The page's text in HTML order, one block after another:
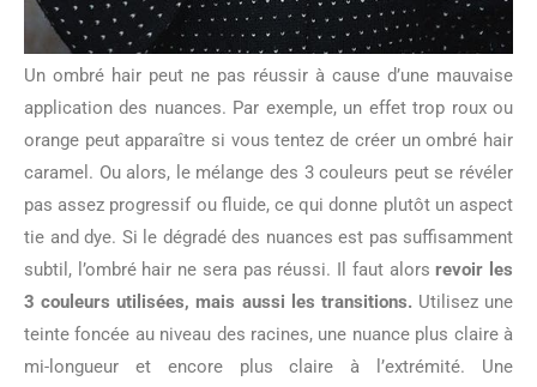
Un ombré hair peut ne pas réussir à cause d’une mauvaise
application des nuances. Par exemple, un effet trop roux ou
orange peut apparaître si vous tentez de créer un ombré hair
caramel. Ou alors, le mélange des 3 couleurs peut se révéler
pas assez progressif ou fluide, ce qui donne plutôt un aspect
tie and dye. Si le dégradé des nuances est pas suffisamment
subtil, l’ombré hair ne sera pas réussi. Il faut alorsrevoir les
3 couleurs utilisées, mais aussi les transitions.Utilisez une
teinte foncée au niveau des racines, une nuance plus claire à
mi-longueur et encore plus claire à l’extrémité. Une